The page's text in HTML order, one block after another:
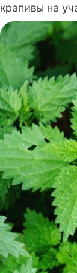
крапивы на